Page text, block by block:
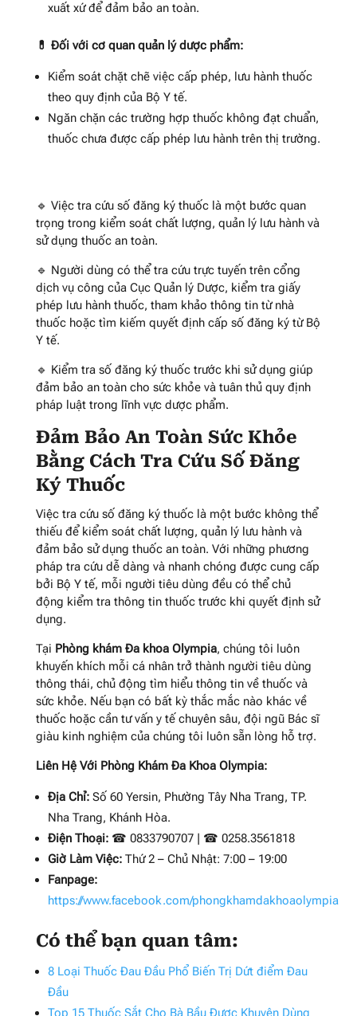
xuất xứ để đảm bảo an toàn.
💊 Đối với cơ quan quản lý dược phẩm:
Kiểm soát chặt chẽ việc cấp phép, lưu hành thuốc
theo quy định của Bộ Y tế.
Ngăn chặn các trường hợp thuốc không đạt chuẩn,
thuốc chưa được cấp phép lưu hành trên thị trường.
🔹 Việc tra cứu số đăng ký thuốc là một bước quan
trọng trong kiểm soát chất lượng, quản lý lưu hành và
sử dụng thuốc an toàn.
🔹 Người dùng có thể tra cứu trực tuyến trên cổng
dịch vụ công của Cục Quản lý Dược, kiểm tra giấy
phép lưu hành thuốc, tham khảo thông tin từ nhà
thuốc hoặc tìm kiếm quyết định cấp số đăng ký từ Bộ
Y tế.
🔹 Kiểm tra số đăng ký thuốc trước khi sử dụng giúp
đảm bảo an toàn cho sức khỏe và tuân thủ quy định
pháp luật trong lĩnh vực dược phẩm.
Đảm Bảo An Toàn Sức Khỏe
Bằng Cách Tra Cứu Số Đăng
Ký Thuốc
Việc tra cứu số đăng ký thuốc là một bước không thể
thiếu để kiểm soát chất lượng, quản lý lưu hành và
đảm bảo sử dụng thuốc an toàn. Với những phương
pháp tra cứu dễ dàng và nhanh chóng được cung cấp
bởi Bộ Y tế, mỗi người tiêu dùng đều có thể chủ
động kiểm tra thông tin thuốc trước khi quyết định sử
dụng.
Tại Phòng khám Đa khoa Olympia, chúng tôi luôn
khuyến khích mỗi cá nhân trở thành người tiêu dùng
thông thái, chủ động tìm hiểu thông tin về thuốc và
sức khỏe. Nếu bạn có bất kỳ thắc mắc nào khác về
thuốc hoặc cần tư vấn y tế chuyên sâu, đội ngũ Bác sĩ
giàu kinh nghiệm của chúng tôi luôn sẵn lòng hỗ trợ.
Liên Hệ Với Phòng Khám Đa Khoa Olympia:
Địa Chỉ:Số 60 Yersin, Phường Tây Nha Trang, TP.
Nha Trang, Khánh Hòa.
Điện Thoại:☎ 0833790707 | ☎ 0258.3561818
Giờ Làm Việc:Thứ 2 – Chủ Nhật: 7:00 – 19:00
Fanpage:
https://www.facebook.com/phongkhamdakhoaolympia
Có thể bạn quan tâm:
8 Loại Thuốc Đau Đầu Phổ Biến Trị Dứt điểm Đau
Đầu
Top 15 Thuốc Sắt Cho Bà Bầu Được Khuyên Dùng